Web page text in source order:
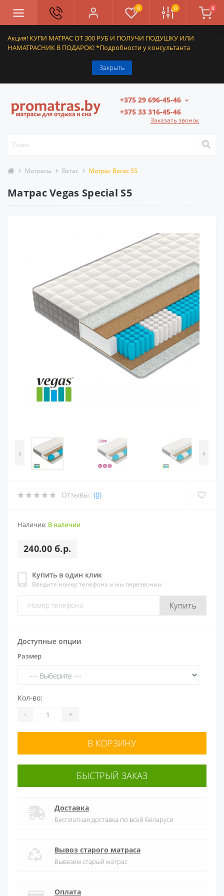
Акция! КУПИ МАТРАС ОТ 300 РУБ И ПОЛУЧИ ПОДУШКУ ИЛИ
НАМАТРАСНИК В ПОДАРОК! *Подробности у консультанта
Закрыть
0 0 0
+375 29 696-45-46
+375 33 316-45-46
Заказать звонок
Матрасы Вегас Матрас Вегас S5
Матрас Vegas Special S5
‹ ›
Отзывы: (0)
Наличие: В наличии
240.00 б.р.
Купить в один клик
Введите номер телефона и мы перезвоним
Купить
Доступные опции
Размер
Кол-во:
- +
В КОРЗИНУ
БЫСТРЫЙ ЗАКАЗ
Доставка
Бесплатная доставка по всей Беларуси
Вывоз старого матраса
Вывезем старый матрас
Оплата